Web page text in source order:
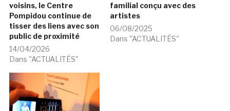
voisins, le Centre
Pompidou continue de
tisser des liens avec son
public de proximité
14/04/2026
Dans "ACTUALITÉS"
familial conçu avec des
artistes
06/08/2025
Dans "ACTUALITÉS"